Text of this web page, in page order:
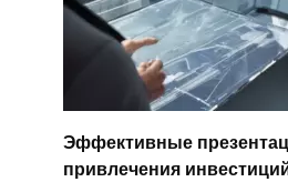
Эффективные
привлечения